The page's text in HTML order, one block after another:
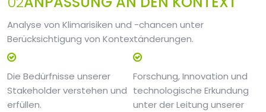
Analyse von Klimarisiken und -chancen unter
Berücksichtigung von Kontextänderungen.
Die Bedürfnisse unserer
Stakeholder verstehen und
erfüllen.
Forschung, Innovation und
technologische Erkundung
unter der Leitung unserer